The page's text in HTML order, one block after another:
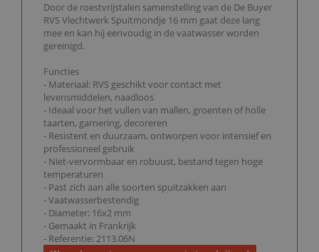
Door de roestvrijstalen samenstelling van de De Buyer
RVS Vlechtwerk Spuitmondje 16 mm gaat deze lang
mee en kan hij eenvoudig in de vaatwasser worden
gereinigd.
Functies
- Materiaal: RVS geschikt voor contact met
levensmiddelen, naadloos
- Ideaal voor het vullen van mallen, groenten of holle
taarten, garnering, decoreren
- Resistent en duurzaam, ontworpen voor intensief en
professioneel gebruik
- Niet-vervormbaar en robuust, bestand tegen hoge
temperaturen
- Past zich aan alle soorten spuitzakken aan
- Vaatwasserbestendig
- Diameter: 16x2 mm
- Gemaakt in Frankrijk
- Referentie: 2113.06N